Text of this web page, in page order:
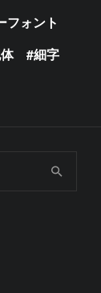
フォント
細字